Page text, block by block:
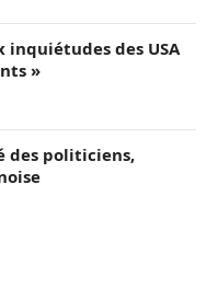
des USA
»
des politiciens,